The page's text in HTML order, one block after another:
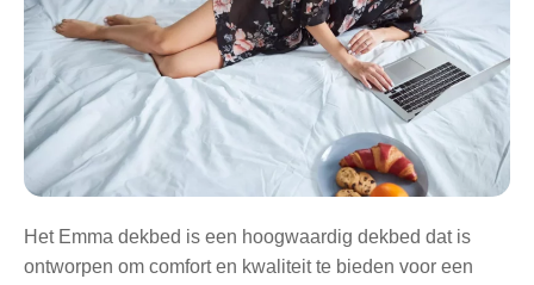
Het Emma dekbed is een hoogwaardig dekbed dat is
ontworpen om comfort en kwaliteit te bieden voor een